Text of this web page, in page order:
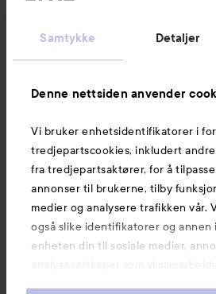
Samtykke Detaljer
Denne nettsiden anvender
Vi bruker enhetsidentifikatorer i
tredjepartscookies, inkludert
fra tredjepartsaktører, for å
annonser til brukerne, tilby
medier og analysere trafikken vår.
også slike identifikatorer og annen
enheten din til sosiale medier,
analyseselskaper som vi
Kundeservice
Informasjon
Også av interesse